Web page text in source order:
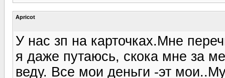
Apricot
У нас зп на карточках.Мне
я даже путаюсь, скока мне за
веду. Все мои деньги -эт